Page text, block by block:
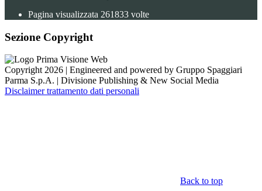
Pagina visualizzata 261833 volte
Sezione Copyright
Copyright 2026 | Engineered and powered by Gruppo Spaggiari
Parma S.p.A. | Divisione Publishing & New Social Media
Disclaimer trattamento dati personali
Back to top